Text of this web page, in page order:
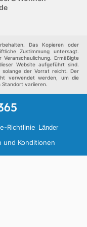
Das Kopieren oder
Zustimmung untersagt.
Ermäßigte
Website aufgeführt sind.
der Vorrat reicht. Der
verwendet werden, um die
Standort variieren.
Richtlinie Länder
und Konditionen